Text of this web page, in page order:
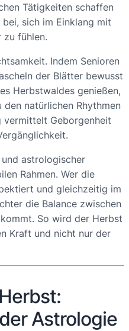
Tätigkeiten schaffen
sich im Einklang mit
zu fühlen.
Indem Senioren
der Blätter bewusst
Herbstwaldes genießen,
natürlichen Rhythmen
vermittelt Geborgenheit
astrologischer
Rahmen. Wer die
und gleichzeitig im
die Balance zwischen
So wird der Herbst
Kraft und nicht nur der
Astrologie